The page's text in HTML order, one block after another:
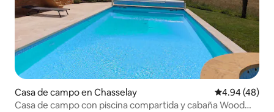
Casa de campo en Chasselay Calificación
4.94 (48)
Casa de campo con piscina compartida y cabaña Wood